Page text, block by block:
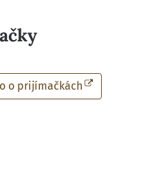
o prijímačkách